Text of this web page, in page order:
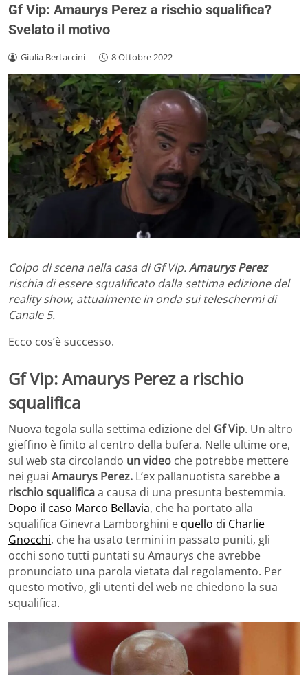
Gf Vip: Amaurys Perez a rischio squalifica?
Svelato il motivo
Giulia Bertaccini - 8 Ottobre 2022
Colpo di scena nella casa di Gf Vip.Amaurys Perez
rischia di essere squalificato dalla settima edizione del
reality show, attualmente in onda sui teleschermi di
Canale 5.
Ecco cos’è successo.
Gf Vip: Amaurys Perez a rischio
squalifica
Nuova tegola sulla settima edizione del Gf Vip. Un altro
gieffino è finito al centro della bufera. Nelle ultime ore,
sul web sta circolando un video che potrebbe mettere
nei guai Amaurys Perez. L’ex pallanuotista sarebbea
rischio squalificaa causa di una presunta bestemmia.
Dopo il caso Marco Bellavia, che ha portato alla
squalifica Ginevra Lamborghini e quello di Charlie
Gnocchi, che ha usato termini in passato puniti, gli
occhi sono tutti puntati su Amaurys che avrebbe
pronunciato una parola vietata dal regolamento. Per
questo motivo, gli utenti del web ne chiedono la sua
squalifica.